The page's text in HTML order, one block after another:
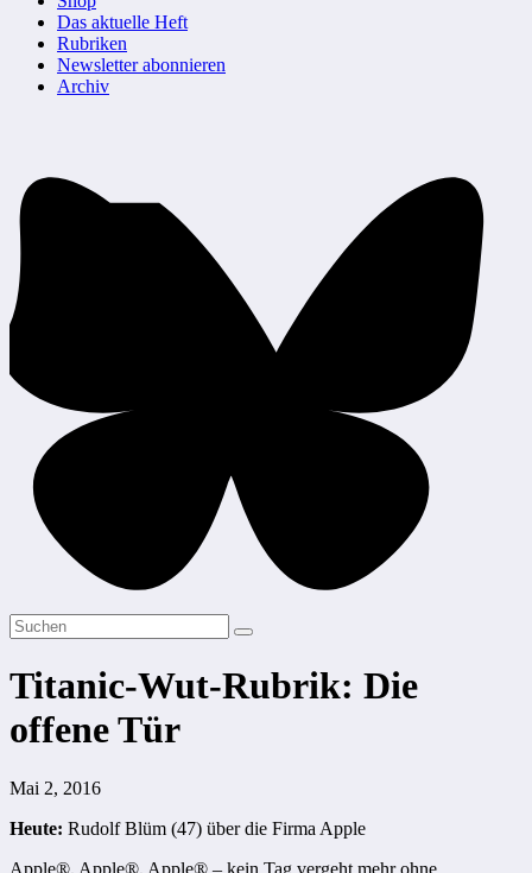
Das aktuelle Heft
Rubriken
Newsletter abonnieren
Archiv
Titanic-Wut-Rubrik: Die
offene Tür
Mai 2, 2016
Heute: Rudolf Blüm (47) über die Firma Apple
Apple®, Apple®, Apple® – kein Tag vergeht mehr ohne